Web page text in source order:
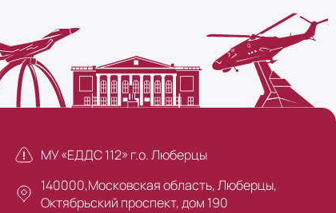
МУ «ЕДДС 112» г.о. Люберцы
140000,Московская область, Люберцы,
Октябрьский проспект, дом 190